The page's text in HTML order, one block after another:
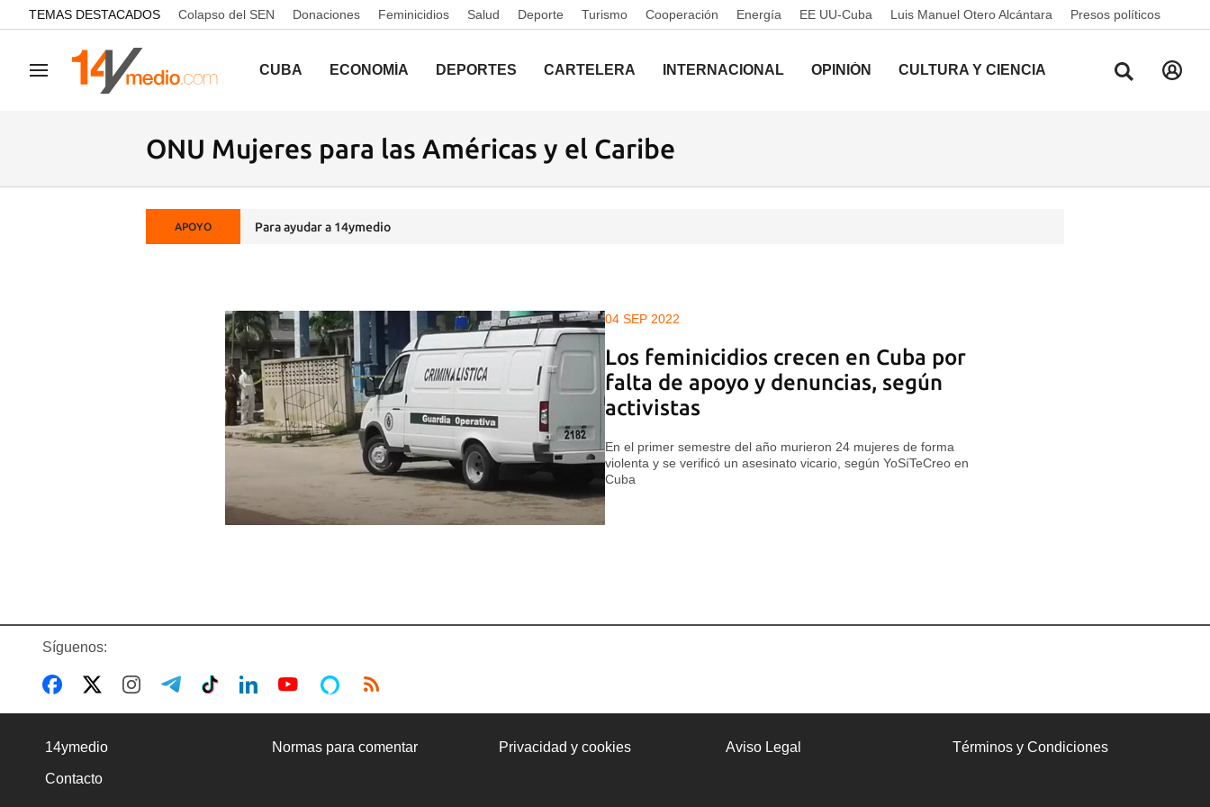
common.go-to-content
TEMAS DESTACADOS Colapso del SEN Donaciones Feminicidios Salud Deporte Turismo Cooperación Energía EE UU-Cuba Luis Manuel Otero Alcántara Presos políticos
Navegación CUBA ECONOMÍA DEPORTES CARTELERA INTERNACIONAL OPINIÓN CULTURA Y CIENCIA
ONU Mujeres para las Américas y el Caribe
APOYO Para ayudar a 14ymedio
04 SEP 2022
Los feminicidios crecen en Cuba por
falta de apoyo y denuncias, según
activistas
En el primer semestre del año murieron 24 mujeres de forma
violenta y se verificó un asesinato vicario, según YoSíTeCreo en
Cuba
Síguenos:
14ymedio Normas para comentar Privacidad y cookies Aviso Legal Términos y Condiciones
Contacto